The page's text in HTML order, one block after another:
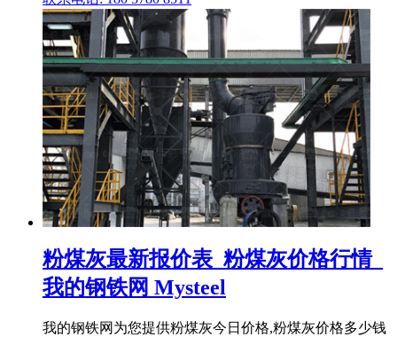
粉煤灰最新报价表_粉煤灰价格行情_
我的钢铁网 Mysteel
我的钢铁网为您提供粉煤灰今日价格,粉煤灰价格多少钱